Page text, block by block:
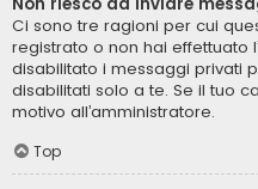
Ci sono tre ragioni per cui
registrato o non hai effettuato
disabilitato i messaggi privati
disabilitati solo a te. Se il tuo
motivo all’amministratore.
Top